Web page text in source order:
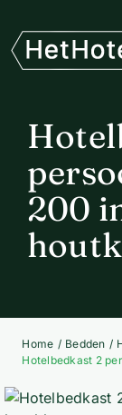
naar
inhoud
200
Home Bedden
Hotelbedkast 2